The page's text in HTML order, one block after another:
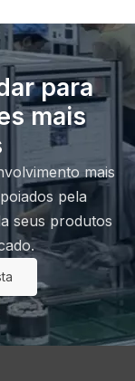
para
mais
mais
pela
seus produtos